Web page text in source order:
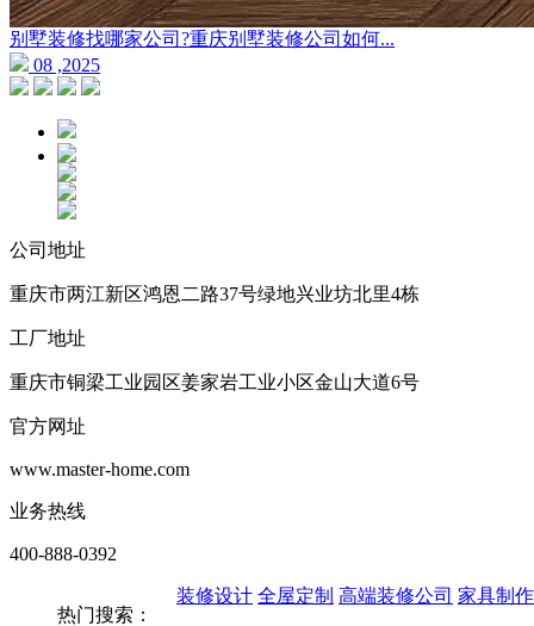
别墅装修找哪家公司?重庆别墅装修公司如何...
08 ,2025
公司地址
重庆市两江新区鸿恩二路37号绿地兴业坊北里4栋
工厂地址
重庆市铜梁工业园区姜家岩工业小区金山大道6号
官方网址
www.master-home.com
业务热线
400-888-0392
热门搜索：
装修设计 全屋定制 高端装修公司 家具制